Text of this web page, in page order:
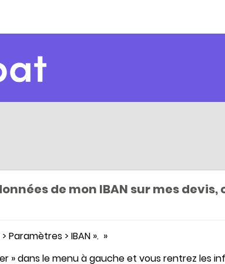
de mon IBAN sur mes
Paramètres > IBAN ». »
» dans le menu à gauche et vous rentrez les